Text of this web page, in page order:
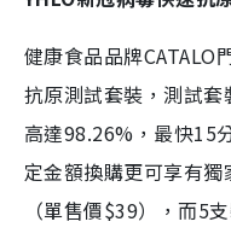
健康食品品牌CATALO
抗原測試套裝，測試
高達98.26%，最快15
定金額換購更可享有
（單售價$39），而5